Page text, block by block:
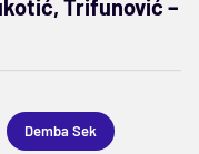
Trifunović –
Demba Sek